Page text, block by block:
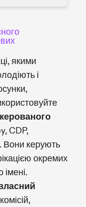
якими
і
CDP,
керують
окремих
імені.